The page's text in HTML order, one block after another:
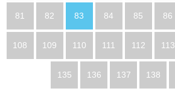
81 82 83 84 85 86
108 109 110 111 112 113
135 136 137 138